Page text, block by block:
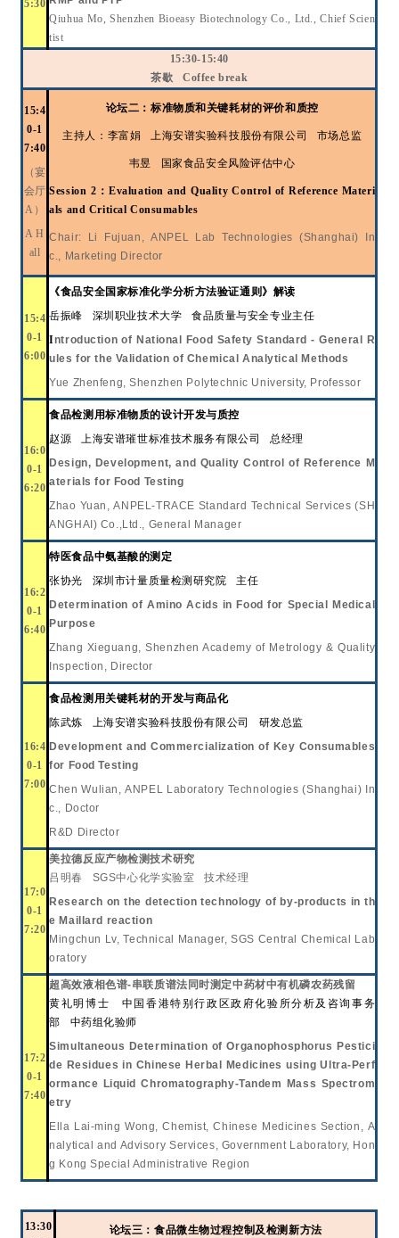
5:30
Qiuhua Mo, Shenzhen Bioeasy Biotechnology Co., Ltd., Chief Scien
tist
15:30-15:40
茶歇Coffee break
15:4
0-1
7:40
（宴
会厅
A）
A H
all
论坛二：标准物质和关键耗材的评价和质控
主持人：李富娟上海安谱实验科技股份有限公司 市场总监
韦昱 国家食品安全风险评估中心
Session 2 ：Evaluation and Quality Control of Reference Materi
als and Critical Consumables
Chair: Li Fujuan, ANPEL Lab Technologies (Shanghai) In
c., Marketing Director
15:4
0-1
6:00
《食品安全国家标准化学分析方法验证通则》解读
岳振峰 深圳职业技术大学食品质量与安全专业主任
Introduction of National Food Safety Standard - General R
ules for the Validation of Chemical Analytical Methods
Yue Zhenfeng, Shenzhen Polytechnic University, Professor
16:0
0-1
6:20
食品检测用标准物质的设计开发与质控
赵源上海安谱璀世标准技术服务有限公司总经理
Design, Development, and Quality Control of Reference M
aterials for Food Testing
Zhao Yuan , ANPEL-TRACE Standard Technical Services (SH
ANGHAI) Co.,Ltd., General Manager
16:2
0-1
6:40
特医食品中氨基酸的测定
张协光 深圳市计量质量检测研究院 主任
Determination of Amino Acids in Food for Special Medical
Purpose
Zhang Xieguang, Shenzhen Academy of Metrology & Quality
Inspection, Director
16:4
0-1
7:00
食品检测用关键耗材的开发与商品化
陈武炼 上海安谱实验科技股份有限公司 研发总监
Development and Commercialization of Key Consumables
for Food Testing
Chen Wulian , ANPEL Laboratory Technologies (Shanghai) In
c., Doctor
R&D Director
17:0
0-1
7:20
美拉德反应产物检测技术研究
吕明春 SGS中心化学实验室 技术经理
Research on the detection technology of by-products in th
e Maillard reaction
Mingchun Lv, Technical Manager, SGS Central Chemical Lab
oratory
17:2
0-1
7:40
超高效液相色谱-串联质谱法同时测定中药材中有机磷农药残留
黄礼明博士 中国香港特别行政区政府化验所分析及咨询事务
部 中药组化验师
Simultaneous Determination of Organophosphorus Pestici
de Residues in Chinese Herbal Medicines using Ultra-Perf
ormance Liquid Chromatography-Tandem Mass Spectrom
etry
Ella Lai-ming Wong,Chemist, Chinese Medicines Section, A
nalytical and Advisory Services, Government Laboratory, Hon
g Kong Special Administrative Region
13:30
论坛三：食品微生物过程控制及检测新方法